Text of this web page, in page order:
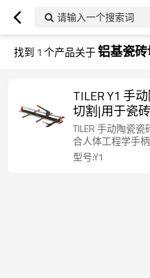
请输入一个搜索词
找到 1 个产品关于铝基瓷
TILER Y1 手
切割|用于瓷
TILER 手动陶瓷
合人体工程学手
型号:Y1